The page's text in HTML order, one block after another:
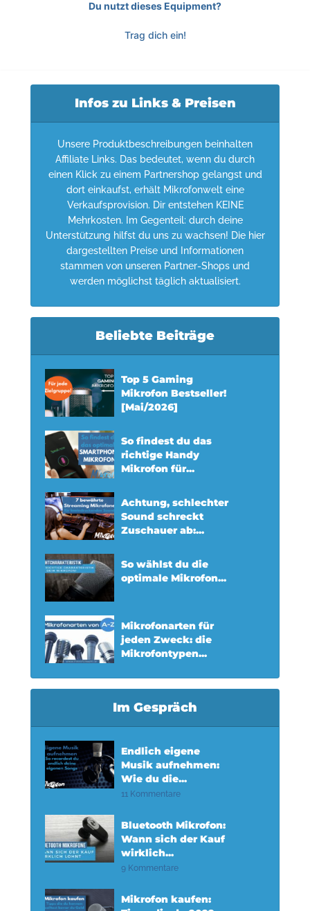
Du nutzt dieses Equipment?
Trag dich ein!
Infos zu Links & Preisen
Unsere Produktbeschreibungen beinhalten
Affiliate Links. Das bedeutet, wenn du durch
einen Klick zu einem Partnershop gelangst und
dort einkaufst, erhält Mikrofonwelt eine
Verkaufsprovision. Dir entstehen KEINE
Mehrkosten. Im Gegenteil: durch deine
Unterstützung hilfst du uns zu wachsen! Die hier
dargestellten Preise und Informationen
stammen von unseren Partner-Shops und
werden möglichst täglich aktualisiert.
Beliebte Beiträge
Top 5 Gaming
Mikrofon Bestseller!
[Mai/2026]
So findest du das
richtige Handy
Mikrofon für...
Achtung, schlechter
Sound schreckt
Zuschauer ab:...
So wählst du die
optimale Mikrofon...
Mikrofonarten für
jeden Zweck: die
Mikrofontypen...
Im Gespräch
Endlich eigene
Musik aufnehmen:
Wie du die...
11 Kommentare
Bluetooth Mikrofon:
Wann sich der Kauf
wirklich...
9 Kommentare
Mikrofon kaufen: